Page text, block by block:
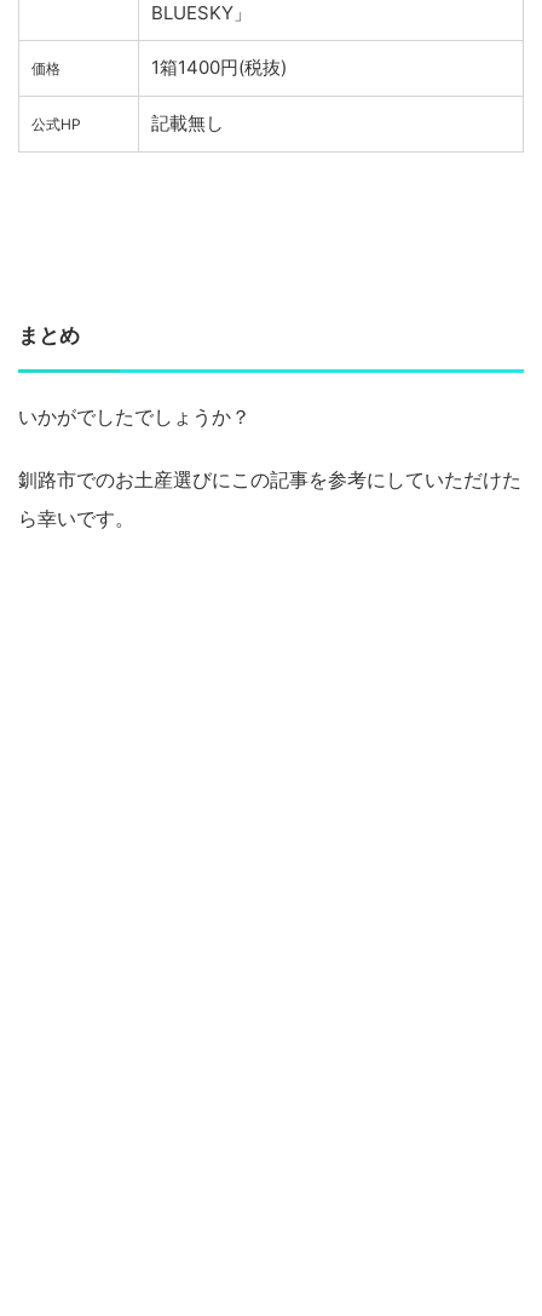
BLUESKY」
価格 1箱1400円(税抜)
公式HP 記載無し
まとめ
いかがでしたでしょうか？
釧路市でのお土産選びにこの記事を参考にしていただけた
ら幸いです。